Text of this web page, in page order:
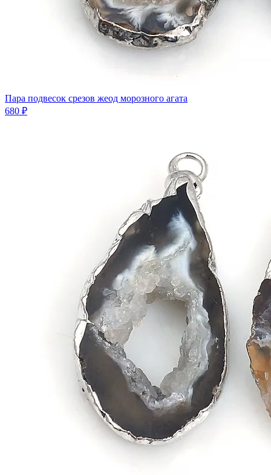
Пара подвесок срезов жеод морозного агата
680 ₽